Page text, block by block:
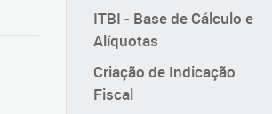
ITBI - Base de Cálculo e
Alíquotas
Criação de Indicação
Fiscal